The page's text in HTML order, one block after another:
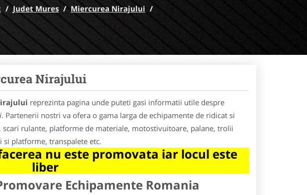
/ Judet Mures / Miercurea Nirajului /
Nirajului
reprezinta pagina unde puteti gasi informatii utile despre
. Partenerii nostri va ofera o gama larga de echipamente de ridicat si
rulante, platforme de materiale, motostivuitoare, palane, trolii
platforme, transpalete etc.
nu este promovata iar locul este
liber
Echipamente Romania